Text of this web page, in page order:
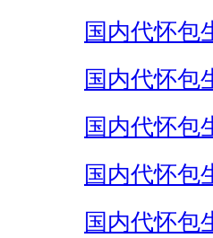
国内代怀包
国内代怀包
国内代怀包
国内代怀包
国内代怀包